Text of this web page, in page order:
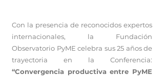
Con la presencia de reconocidos expertos
internacionales, la Fundación
Observatorio PyME celebra sus 25 años de
trayectoria en la Conferencia:
“Convergencia productiva entre PyME